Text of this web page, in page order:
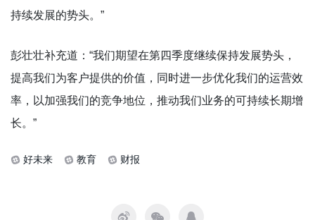
持续发展的势头。”
彭壮壮补充道：“我们期望在第四季度继续保持发展势头，
提高我们为客户提供的价值，同时进一步优化我们的运营效
率，以加强我们的竞争地位，推动我们业务的可持续长期增
长。”
好未来 教育 财报